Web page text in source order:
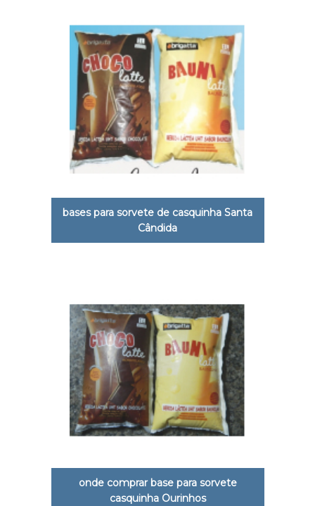
bases para sorvete de casquinha Santa
Cândida
onde comprar base para sorvete
casquinha Ourinhos